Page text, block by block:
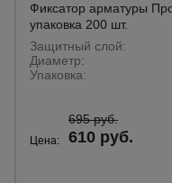
Фиксатор арматуры
упаковка 200 шт.
Защитный слой:
Диаметр:
Упаковка:
Цена:
695 руб.
610 руб.